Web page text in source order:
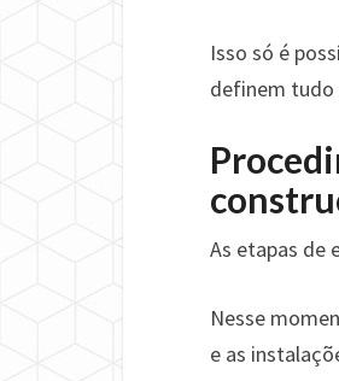
Isso só é
definem tudo
As etapas de
Nesse
e as